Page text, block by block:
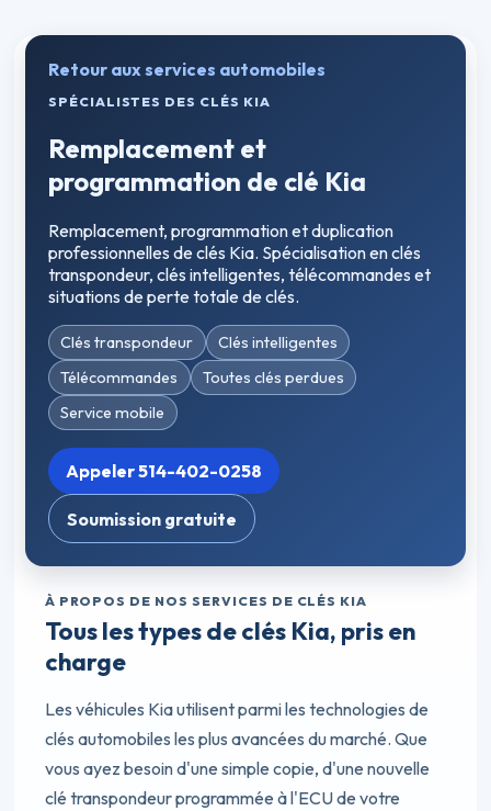
Retour aux services automobiles
SPÉCIALISTES DES CLÉS KIA
Remplacement et
programmation de clé Kia
Remplacement, programmation et duplication
professionnelles de clés Kia. Spécialisation en clés
transpondeur, clés intelligentes, télécommandes et
situations de perte totale de clés.
Clés transpondeur
Clés intelligentes
Télécommandes
Toutes clés perdues
Service mobile
Appeler 514-402-0258
Soumission gratuite
À PROPOS DE NOS SERVICES DE CLÉS KIA
Tous les types de clés Kia, pris en
charge
Les véhicules Kia utilisent parmi les technologies de
clés automobiles les plus avancées du marché. Que
vous ayez besoin d'une simple copie, d'une nouvelle
clé transpondeur programmée à l'ECU de votre